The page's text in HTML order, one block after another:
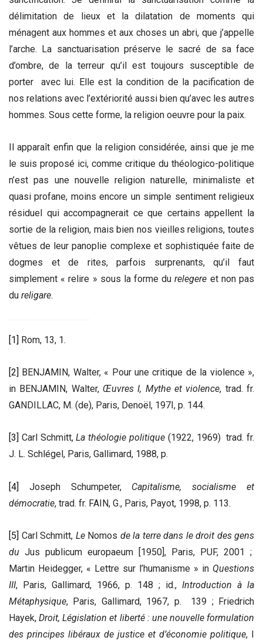
délimitation de lieux et la dilatation de moments qui
ménagent aux hommes et aux choses un abri, que j’appelle
l’arche. La sanctuarisation préserve le sacré de sa face
d’ombre, de la terreur qu’il est toujours susceptible de
porter avec lui. Elle est la condition de la pacification de
nos relations avec l’extériorité aussi bien qu’avec les autres
hommes. Sous cette forme, la religion oeuvre pour la paix.
Il apparaît enfin que la religion considérée, ainsi que je me
le suis proposé ici, comme critique du théologico-politique
n’est pas une nouvelle religion naturelle, minimaliste et
quasi profane, moins encore un simple sentiment religieux
résiduel qui accompagnerait ce que certains appellent la
sortie de la religion, mais bien nos vieilles religions, toutes
vêtues de leur panoplie complexe et sophistiquée faite de
dogmes et de rites, parfois surprenants, qu’il faut
simplement « relire » sous la forme durelegere et non pas
du religare.
[1] Rom, 13, 1.
[2]
BENJAMIN, Walter, « Pour une critique de la violence »,
in BENJAMIN, Walter, Œuvres I, Mythe et violence, trad. fr.
GANDILLAC, M. (de), Paris, Denoël, 197I, p. 144.
[3] Carl Schmitt,La théologie politique (1922, 1969) trad. fr.
J. L. Schlégel, Paris, Gallimard, 1988, p.
[4] Joseph Schumpeter, Capitalisme, socialisme et
démocratie, trad. fr. FAIN, G., Paris, Payot, 1998, p. 113.
[5] Carl Schmitt, Le Nomos de la terre dans le droit des gens
du Jus publicum europaeum [1950], Paris, PUF, 2001 ;
Martin Heidegger, « Lettre sur l’humanisme » in Questions
III, Paris, Gallimard, 1966, p. 148 ; id., Introduction à la
Métaphysique, Paris, Gallimard, 1967, p. 139 ; Friedrich
Hayek,Droit, Législation et liberté : une nouvelle formulation
des principes libéraux de justice et d’économie politique, I